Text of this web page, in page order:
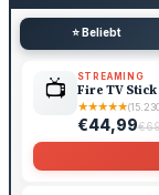
⭐ Beliebt
📺 STREAMING
Fire TV Stick
★★★★★
€44,99